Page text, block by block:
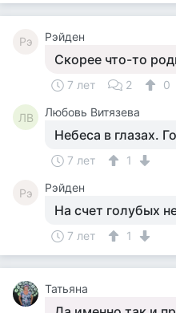
Рэ Рэйден
Скорее что-то
7 лет 2 0
ЛВ Любовь Витязева
Небеса в глазах.
7 лет 1
Рэ Рэйден
На счет голубых
7 лет 1
Татьяна